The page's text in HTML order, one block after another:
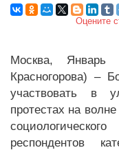
Оцените
Москва, Январь
Красногорова) –
участвовать в
протестах на
респондентов